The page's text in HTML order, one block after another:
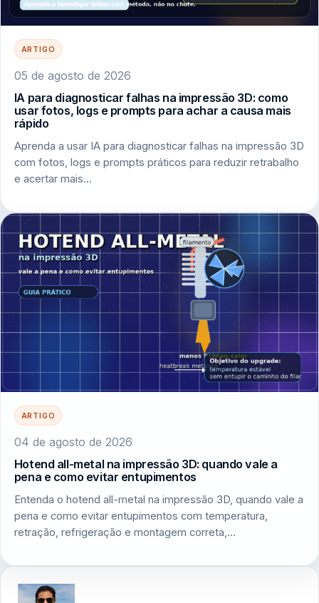
ARTIGO
05 de agosto de 2026
IA para diagnosticar falhas na impressão 3D: como
usar fotos, logs e prompts para achar a causa mais
rápido
Aprenda a usar IA para diagnosticar falhas na impressão 3D
com fotos, logs e prompts práticos para reduzir retrabalho
e acertar mais…
ARTIGO
04 de agosto de 2026
Hotend all-metal na impressão 3D: quando vale a
pena e como evitar entupimentos
Entenda o hotend all-metal na impressão 3D, quando vale a
pena e como evitar entupimentos com temperatura,
retração, refrigeração e montagem correta,…